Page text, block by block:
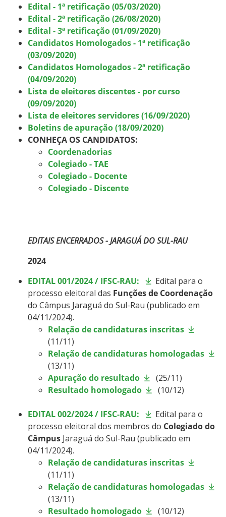
Edital - 1ª retificação (05/03/2020)
Edital - 2ª retificação (26/08/2020)
Edital - 3ª retificação (01/09/2020)
Candidatos Homologados - 1ª retificação
(03/09/2020)
Candidatos Homologados - 2ª retificação
(04/09/2020)
Lista de eleitores discentes - por curso
(09/09/2020)
Lista de eleitores servidores (16/09/2020)
Boletins de apuração (18/09/2020)
CONHEÇA OS CANDIDATOS:
Coordenadorias
Colegiado - TAE
Colegiado - Docente
Colegiado - Discente
EDITAIS ENCERRADOS - JARAGUÁ DO SUL-RAU
2024
EDITAL 001/2024/ IFSC-RAU:
Edital para o
processo eleitoral das Funções de Coordenação
do Câmpus Jaraguá do Sul-Rau (publicado em
04/11/2024).
Relação de candidaturas inscritas
(11/11)
Relação de candidaturas homologadas
(13/11)
Apuração do resultado
(25/11)
Resultado homologado
(10/12)
EDITAL 002/2024/ IFSC-RAU:
Edital para o
processo eleitoral dos membros do Colegiado do
Câmpus Jaraguá do Sul-Rau (publicado em
04/11/2024).
Relação de candidaturas inscritas
(11/11)
Relação de candidaturas homologadas
(13/11)
Resultado homologado
(10/12)